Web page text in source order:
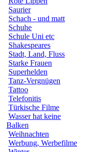
Saurier
Schach - und matt
Schuhe
Schule Uni etc
Shakespeares
Stadt, Land, Fluss
Starke Frauen
Superhelden
Tanz-Vergnügen
Tattoo
Telefonitis
Türkische Filme
Wasser hat keine
Balken
Weihnachten
Werbung, Werbefilme